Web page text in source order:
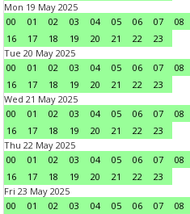
Mon 19 May 2025
00
01 02 03 04 05 06 07 08
16
17 18 19 20 21 22
23
Tue 20 May 2025
00
01 02 03 04 05 06 07 08
16
17 18 19 20 21 22
23
Wed 21 May 2025
00
01 02 03 04 05 06 07 08
16
17 18 19 20 21 22
23
Thu 22 May 2025
00
01 02 03 04 05 06 07 08
16
17 18 19 20 21 22
23
Fri 23 May 2025
00
01 02 03 04 05 06 07 08